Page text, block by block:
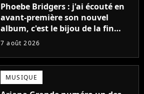
Phoebe Bridgers : j'ai écouté en
avant-première son nouvel
album, c'est le bijou de la fin
d'été
7 août 2026
MUSIQUE